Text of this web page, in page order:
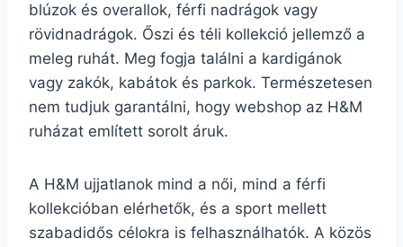
blúzok és overallok, férfi nadrágok vagy
rövidnadrágok. Őszi és téli kollekció jellemző a
meleg ruhát. Meg fogja találni a kardigánok
vagy zakók, kabátok és parkok. Természetesen
nem tudjuk garantálni, hogy webshop az H&M
ruházat említett sorolt áruk.
A H&M ujjatlanok mind a női, mind a férfi
kollekcióban elérhetők, és a sport mellett
szabadidős célokra is felhasználhatók. A közös